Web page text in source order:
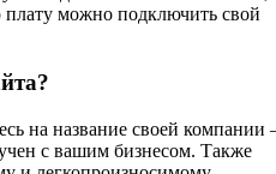
плату можно подключить свой
на название своей компании
с вашим бизнесом. Также